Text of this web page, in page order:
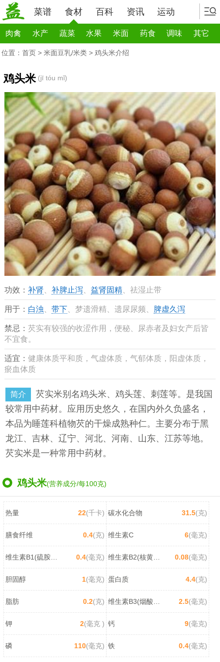
菜谱 食材 百科 资讯 运动
肉禽 水产 蔬菜 水果 米面 药食 调味 其它
位置： 首页 > 米面豆乳/米类 > 鸡头米介绍
鸡头米 (jī tóu mǐ)
功效： 补肾 补脾止泻、 益肾固精、祛湿止带
用于： 白浊 带下、梦遗滑精、遗尿尿频、 脾虚久泻
禁忌： 芡实有较强的收涩作用，便秘、尿赤者及妇女产后皆
不宜食。
适宜： 健康体质平和质，气虚体质，气郁体质，阳虚体质，
瘀血体质
简介
芡实米别名鸡头米、鸡头莲、刺莲等。是我国
较常用中药材。应用历史悠久，在国内外久负盛名，
本品为睡莲科植物芡的干燥成熟种仁。主要分布于黑
龙江、吉林、辽宁、河北、河南、山东、江苏等地。
芡实米是一种常用中药材。
鸡头米(营养成分/每100克)
热量 22(千卡) 碳水化合物 31.5(克)
膳食纤维 0.4(克) 维生素C 6(毫克)
维生素B1(硫胺素) 0.4(毫克) 维生素B2(核黄素) 0.08(毫克)
胆固醇 1(毫克) 蛋白质 4.4(克)
脂肪 0.2(克) 2.5(毫克)
钾 2(毫克 ) 钙 9(毫克)
磷 110(毫克) 铁 0.4(毫克)